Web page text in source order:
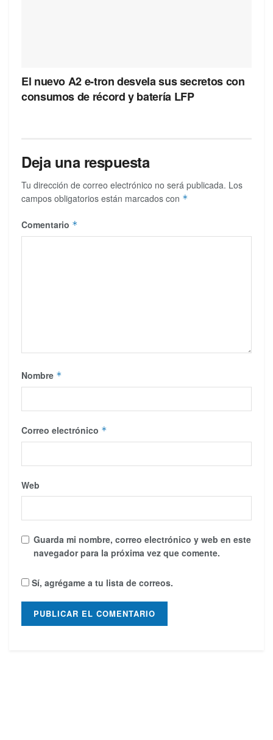
El nuevo A2 e-tron desvela sus secretos con
consumos de récord y batería LFP
Deja una respuesta
Tu dirección de correo electrónico no será publicada. Los
campos obligatorios están marcados con *
Comentario *
Nombre *
Correo electrónico *
Web
Guarda mi nombre, correo electrónico y web en este
navegador para la próxima vez que comente.
Sí, agrégame a tu lista de correos.